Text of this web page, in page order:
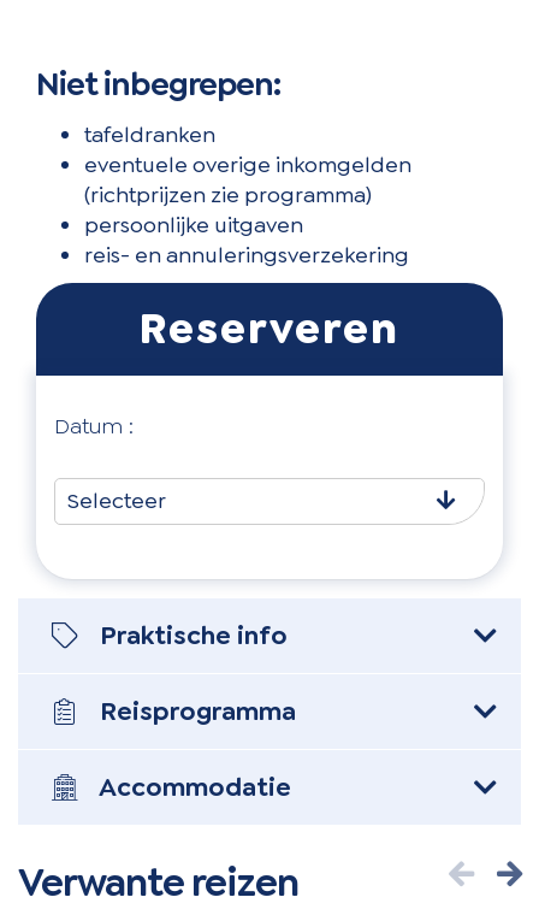
Niet inbegrepen:
tafeldranken
eventuele overige inkomgelden
(richtprijzen zie programma)
persoonlijke uitgaven
reis- en annuleringsverzekering
Datum :
Selecteer
Praktische info
Reisprogramma
Accommodatie
Verwante reizen